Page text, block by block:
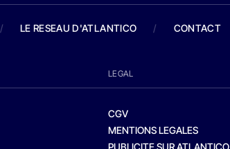
/ LE RESEAU D'ATLANTICO / CONTACT
LEGAL
CGV
MENTIONS LEGALES
PUBLICITE SUR ATLANTICO